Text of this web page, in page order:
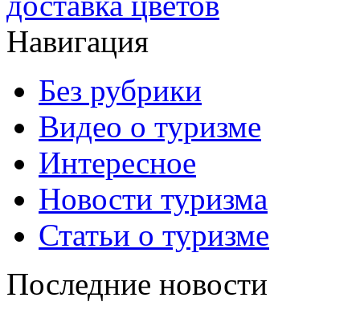
Навигация
Без рубрики
Видео о туризме
Интересное
Новости туризма
Статьи о туризме
Последние новости